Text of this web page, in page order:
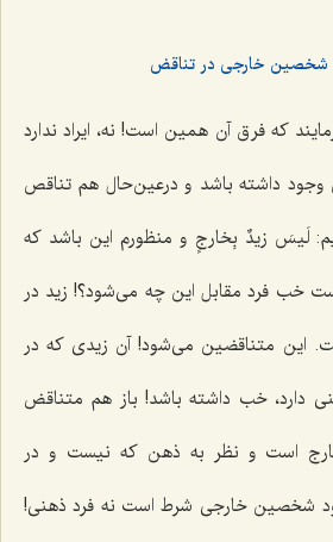
خارجی در تناقض
که فرق آن همین است! نه، ایراد ندارد
داشته باشد و درعین‌حال هم تناقص
لَیسَ زیدٌ بِخارجٍ و منظورم این باشد که
خب فرد مقابل این چه می‌شود؟! زید در
این متناقضین می‌شود! آن زیدی که در
دارد، خب داشته باشد! باز هم متناقض
است و نظر به ذهن که نیست و در
شخصین خارجی شرط است نه فرد ذهنی!